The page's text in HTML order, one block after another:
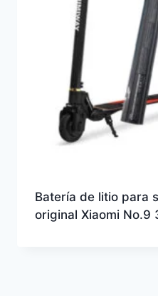
Batería de litio para
original Xiaomi No.9